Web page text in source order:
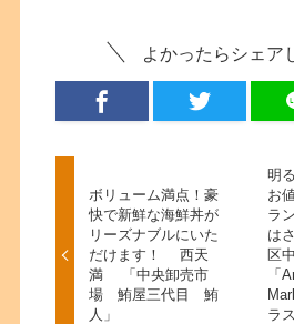
よかったらシェア
ボリューム満点！豪
快で新鮮な海鮮丼が
リーズナブルにいた
だけます！ 西天
満 「中央卸売市
場 鮪屋三代目 鮪
人」
明
お
ラ
は
区
「
ラ